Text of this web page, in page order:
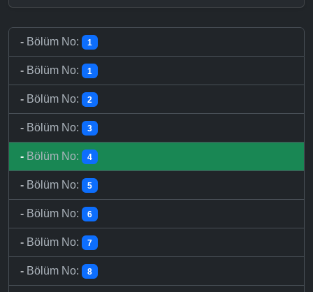
- Bölüm No: 1
- Bölüm No: 1
- Bölüm No: 2
- Bölüm No: 3
- Bölüm No: 4
- Bölüm No: 5
- Bölüm No: 6
- Bölüm No: 7
- Bölüm No: 8